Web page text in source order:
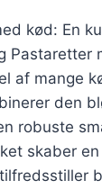
kød: En
Pastaretter
af mange
den
robuste
skaber